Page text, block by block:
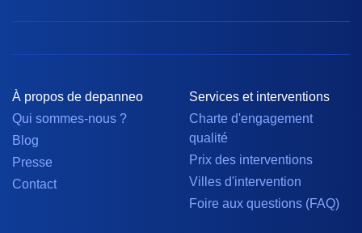
À propos de depanneo
Qui sommes-nous ?
Blog
Presse
Contact
Services et interventions
Charte d'engagement
qualité
Prix des interventions
Villes d'intervention
Foire aux questions (FAQ)